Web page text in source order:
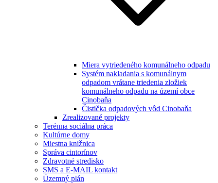
Miera vytriedeného komunálneho odpadu
Systém nakladania s komunálnym
odpadom vrátane triedenia zložiek
komunálneho odpadu na území obce
Cinobaňa
Čistička odpadových vôd Cinobaňa
Zrealizované projekty
Terénna sociálna práca
Kultúrne domy
Miestna knižnica
Správa cintorínov
Zdravotné stredisko
SMS a E-MAIL kontakt
Územný plán